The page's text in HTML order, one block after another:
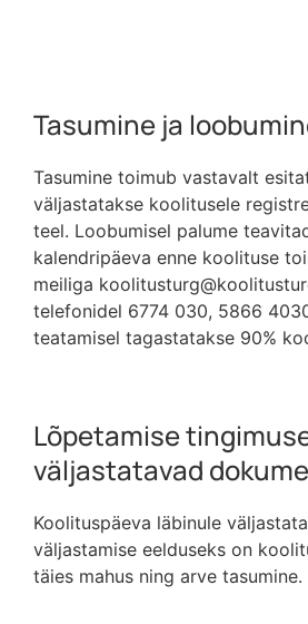
Tasumine ja
Tasumine toimub vastavalt
väljastatakse koolitusele
teel. Loobumisel palume
kalendripäeva enne koolituse
meiliga
telefonidel 6774 030, 5866
teatamisel tagastatakse 90%
Lõpetamise
väljastatavad
Koolituspäeva läbinule
väljastamise eelduseks on
täies mahus ning arve tasumine.